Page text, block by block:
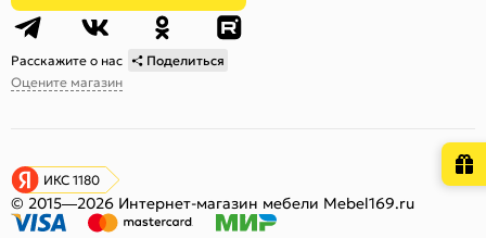
Расскажите о нас
Поделиться
Оцените магазин
ИКС 1180
© 2015—2026 Интернет-магазин мебели Mebel169.ru